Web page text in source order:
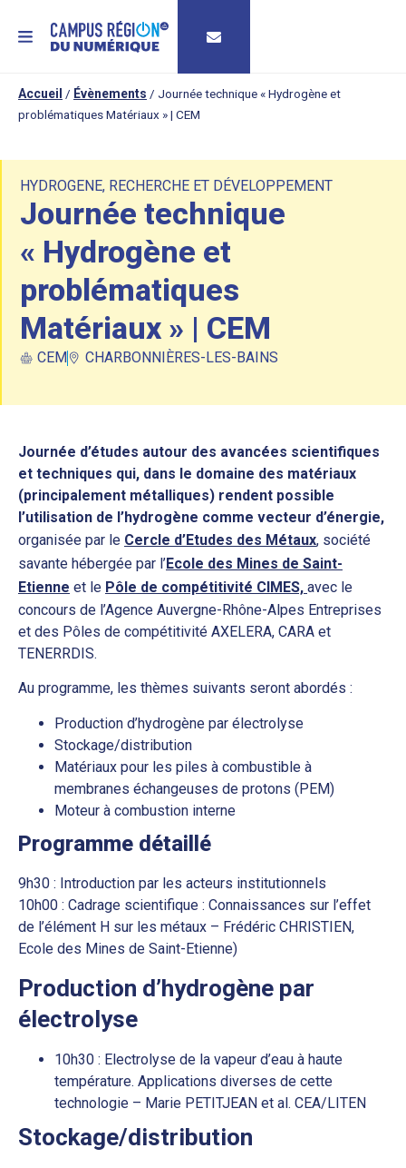
MENU
Accueil / Évènements / Journée technique « Hydrogène et
problématiques Matériaux » | CEM
HYDROGENE, RECHERCHE ET DÉVELOPPEMENT
Journée technique
« Hydrogène et
problématiques
Matériaux » | CEM
CEM CHARBONNIÈRES-LES-BAINS
Journée d’études autour des avancées scientifiques
et techniques qui, dans le domaine des matériaux
(principalement métalliques) rendent possible
l’utilisation de l’hydrogène comme vecteur d’énergie,
organisée par le Cercle d’Etudes des Métaux, société
savante hébergée par l’Ecole des Mines de Saint-
Etienne et le Pôle de compétitivité CIMES, avec le
concours de l’Agence Auvergne-Rhône-Alpes Entreprises
et des Pôles de compétitivité AXELERA, CARA et
TENERRDIS.
Au programme, les thèmes suivants seront abordés :
Production d’hydrogène par électrolyse
Stockage/distribution
Matériaux pour les piles à combustible à
membranes échangeuses de protons (PEM)
Moteur à combustion interne
Programme détaillé
9h30 : Introduction par les acteurs institutionnels
10h00 : Cadrage scientifique : Connaissances sur l’effet
de l’élément H sur les métaux – Frédéric CHRISTIEN,
Ecole des Mines de Saint-Etienne)
Production d’hydrogène par
électrolyse
10h30 : Electrolyse de la vapeur d’eau à haute
température. Applications diverses de cette
technologie – Marie PETITJEAN et al. CEA/LITEN
Stockage/distribution